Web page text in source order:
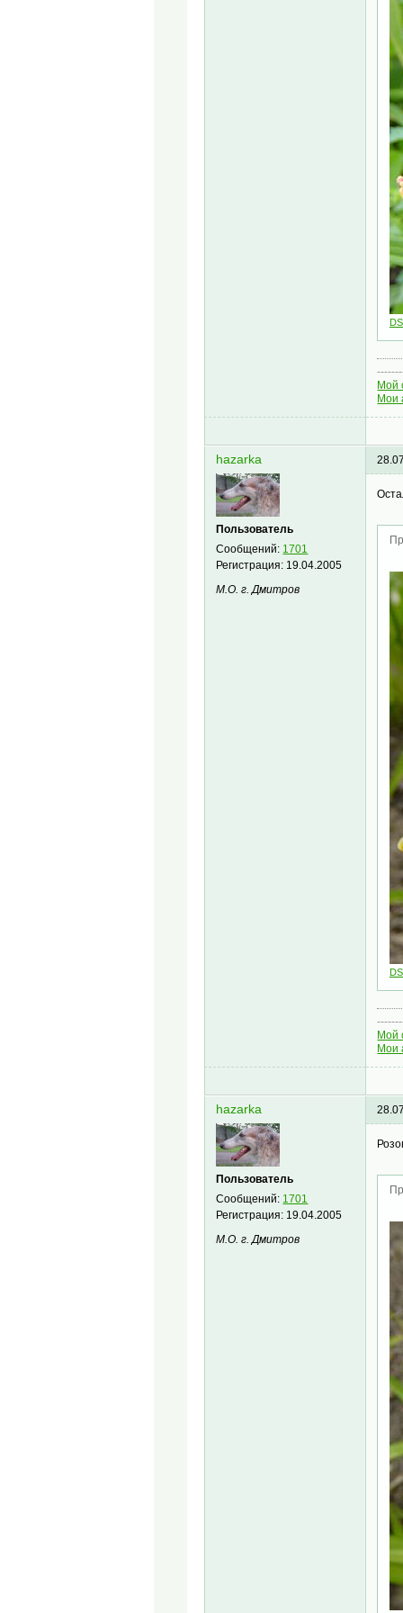
Мой
Мои
hazarka
Пользователь
Сообщений: 1701
Регистрация: 19.04.2005
М.О. г. Дмитров
Мой
Мои
hazarka
Пользователь
Сообщений: 1701
Регистрация: 19.04.2005
М.О. г. Дмитров